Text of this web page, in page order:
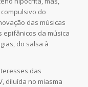
do
das músicas
epifânicos da música
do salsa à
das
diluída no miasma